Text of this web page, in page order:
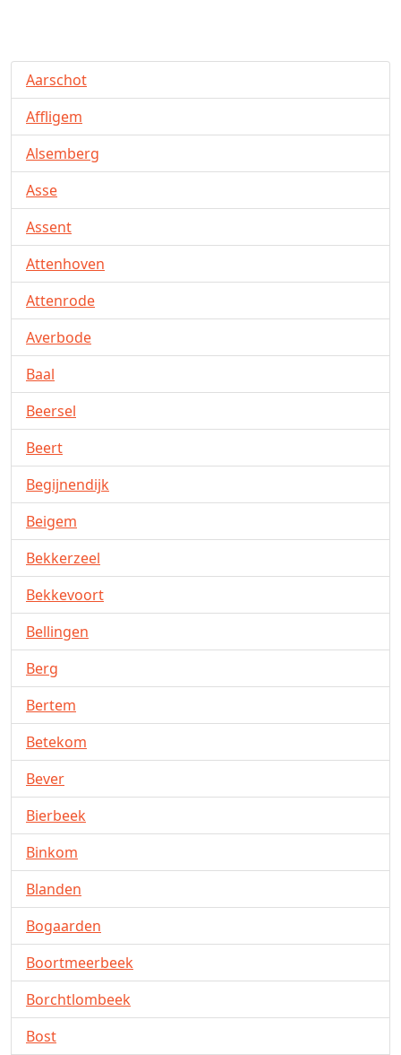
Aarschot
Affligem
Alsemberg
Asse
Assent
Attenhoven
Attenrode
Averbode
Baal
Beersel
Beert
Begijnendijk
Beigem
Bekkerzeel
Bekkevoort
Bellingen
Berg
Bertem
Betekom
Bever
Bierbeek
Binkom
Blanden
Bogaarden
Boortmeerbeek
Borchtlombeek
Bost